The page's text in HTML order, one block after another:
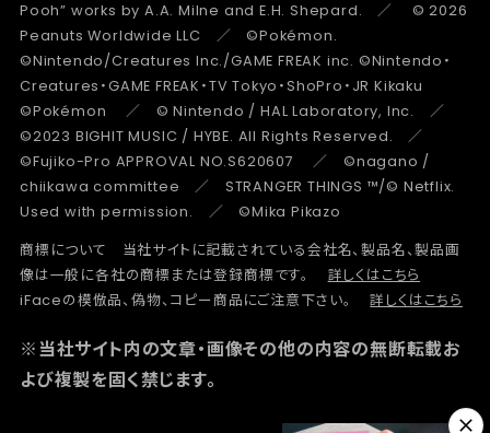
Pooh” works by A.A. Milne and E.H. Shepard. ／ © 2026
Peanuts Worldwide LLC ／ ©Pokémon.
©Nintendo/Creatures Inc./GAME FREAK inc. ©Nintendo・
Creatures・GAME FREAK・TV Tokyo・ShoPro・JR Kikaku
©Pokémon ／ © Nintendo / HAL Laboratory, Inc. ／
©2023 BIGHIT MUSIC / HYBE. All Rights Reserved. ／
©Fujiko-Pro APPROVAL NO.S620607 ／ ©nagano /
chiikawa committee ／ STRANGER THINGS ™/© Netflix.
Used with permission. ／ ©Mika Pikazo
商標について 当社サイトに記載されている会社名、製品名、製品画
像は一般に各社の商標または登録商標です。
詳しくはこちら
iFaceの模倣品、偽物、コピー商品にご注意下さい。
詳しくはこちら
※当社サイト内の文章・画像その他の内容の無断転載お
よび複製を固く禁じます。